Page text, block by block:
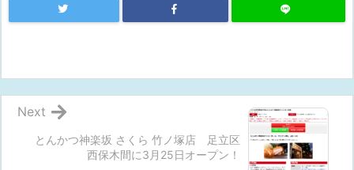
とんかつ神楽坂 さくら 竹ノ塚店 足立区
西保木間に3月25日オープン！
Next